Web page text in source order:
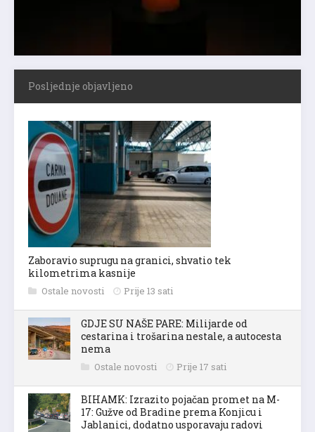
Posljednje objavljeno
Zaboravio suprugu na granici, shvatio tek
kilometrima kasnije
Ostale novosti Prije 13 sati
GDJE SU NAŠE PARE: Milijarde od
cestarina i trošarina nestale, a autocesta
nema
Ostale novosti Prije 17 sati
BIHAMK: Izrazito pojačan promet na M-
17: Gužve od Bradine prema Konjicu i
Jablanici, dodatno usporavaju radovi